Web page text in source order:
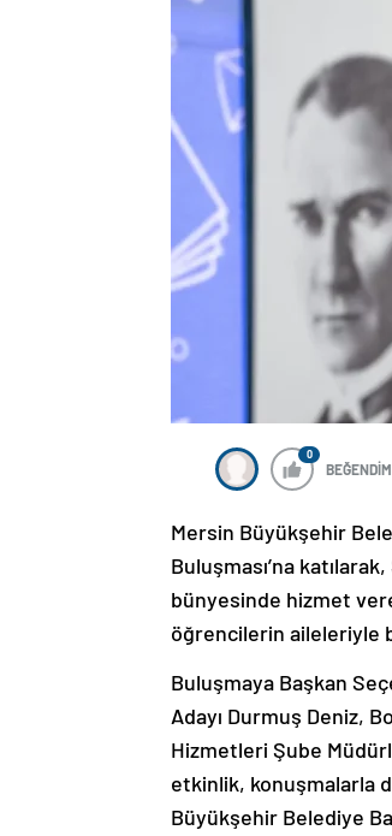
0
BEĞENDİM
Mersin Büyükşehir
Buluşması’na
bünyesinde hizmet
öğrencilerin aileleriyle
Buluşmaya Başkan
Adayı Durmuş Deniz,
Hizmetleri Şube
etkinlik, konuşmalarla
Büyükşehir Belediye